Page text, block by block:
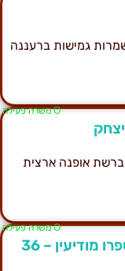
גמישות ברעננה
Ο משרה פעילה
אופנה ארצית
Ο משרה פעילה
אחמ"ש/ית מוכרן/ית לחנות בגדים ישפרו מודיעין – 36